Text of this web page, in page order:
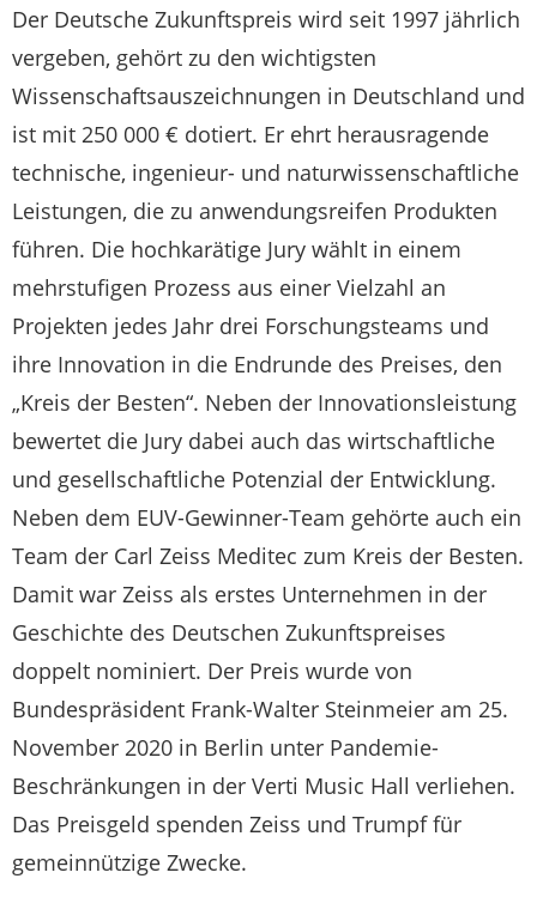
Der Deutsche Zukunftspreis wird seit 1997 jährlich
vergeben, gehört zu den wichtigsten
Wissenschaftsauszeichnungen in Deutschland und
ist mit 250 000 € dotiert. Er ehrt herausragende
technische, ingenieur- und naturwissenschaftliche
Leistungen, die zu anwendungsreifen Produkten
führen. Die hochkarätige Jury wählt in einem
mehrstufigen Prozess aus einer Vielzahl an
Projekten jedes Jahr drei Forschungsteams und
ihre Innovation in die Endrunde des Preises, den
„Kreis der Besten“. Neben der Innovationsleistung
bewertet die Jury dabei auch das wirtschaftliche
und gesellschaftliche Potenzial der Entwicklung.
Neben dem EUV-Gewinner-Team gehörte auch ein
Team der Carl Zeiss Meditec zum Kreis der Besten.
Damit war Zeiss als erstes Unternehmen in der
Geschichte des Deutschen Zukunftspreises
doppelt nominiert. Der Preis wurde von
Bundespräsident Frank-Walter Steinmeier am 25.
November 2020 in Berlin unter Pandemie-
Beschränkungen in der Verti Music Hall verliehen.
Das Preisgeld spenden Zeiss und Trumpf für
gemeinnützige Zwecke.